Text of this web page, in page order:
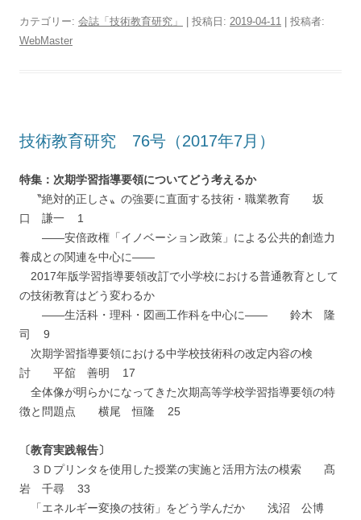
カテゴリー: 会誌「技術教育研究」 | 投稿日: 2019-04-11
投稿者:
WebMaster
技術教育研究 76号（2017年7月）
特集：次期学習指導要領についてどう考えるか
〝絶対的正しさ〟の強要に直面する技術・職業教育 坂
口 謙一 1
――安倍政権「イノベーション政策」による公共的創造力
養成との関連を中心に――
2017年版学習指導要領改訂で小学校における普通教育として
の技術教育はどう変わるか
――生活科・理科・図画工作科を中心に―― 鈴木 隆
司 9
次期学習指導要領における中学校技術科の改定内容の検
討 平舘 善明 17
全体像が明らかになってきた次期高等学校学習指導要領の特
徴と問題点 横尾 恒隆 25
〔教育実践報告〕
３Ｄプリンタを使用した授業の実施と活用方法の模索 髙
岩 千尋 33
「エネルギー変換の技術」をどう学んだか 浅沼 公博